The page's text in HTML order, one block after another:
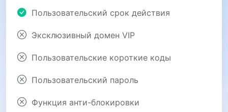
Пользовательский срок действия
Эксклюзивный домен VIP
Пользовательские короткие коды
Пользовательский пароль
Функция анти-блокировки